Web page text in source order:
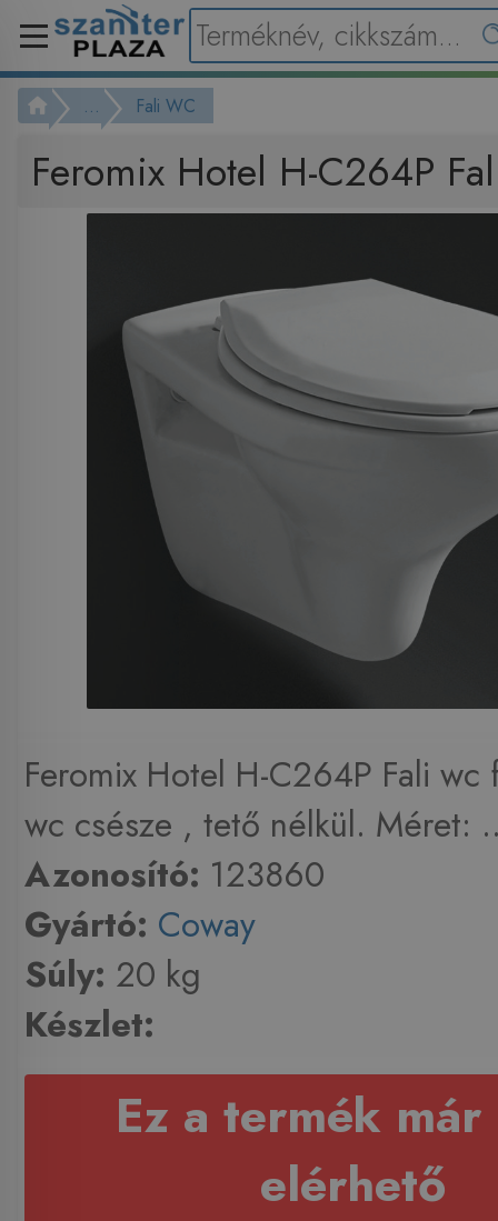
... Fali WC
Feromix Hotel H-C264P
Feromix Hotel H-C264P Fali
wc csésze , tető nélkül. Méret:
Azonosító: 123860
Gyártó: Coway
Súly: 20 kg
Készlet:
Ez a termék már
elérhető